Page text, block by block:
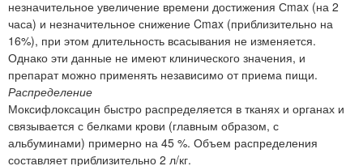
незначительное увеличение времени достижения Сmax (на 2
часа) и незначительное снижение Cmax (приблизительно на
16%), при этом длительность всасывания не изменяется.
Однако эти данные не имеют клинического значения, и
препарат можно применять независимо от приема пищи.
Распределение
Моксифлоксацин быстро распределяется в тканях и органах и
связывается с белками крови (главным образом, с
альбуминами) примерно на 45 %. Объем распределения
составляет приблизительно 2 л/кг.